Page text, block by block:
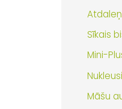
Sīkais
Mini-
Nukleusi
Māšu